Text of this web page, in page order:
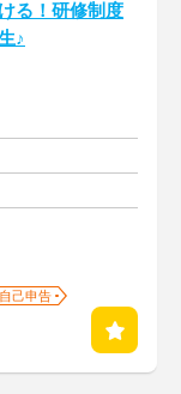
る！研修制度
♪
己申告